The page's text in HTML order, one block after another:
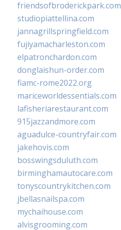
friendsofbroderickpark.com
studiopiattellina.com
jannagrillspringfield.com
fujiyamacharleston.com
elpatronchardon.com
donglaishun-order.com
fiamc-rome2022.org
mariceworldessentials.com
lafisheriarestaurant.com
915jazzandmore.com
aguadulce-countryfair.com
jakehovis.com
bosswingsduluth.com
birminghamautocare.com
tonyscountrykitchen.com
jbellasnailspa.com
mychaihouse.com
alvisgrooming.com